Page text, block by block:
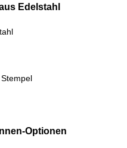
Edelstahl
Optionen